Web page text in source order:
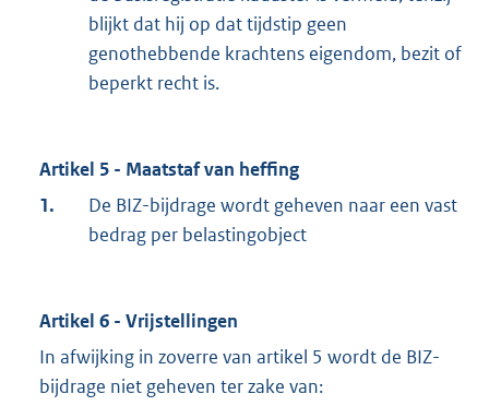
blijkt dat hij op dat tijdstip geen
genothebbende krachtens eigendom, bezit of
beperkt recht is.
Artikel 5 - Maatstaf van heffing
1.
De BIZ-bijdrage wordt geheven naar een vast
bedrag per belastingobject
Artikel 6 - Vrijstellingen
In afwijking in zoverre van artikel 5 wordt de BIZ-
bijdrage niet geheven ter zake van: